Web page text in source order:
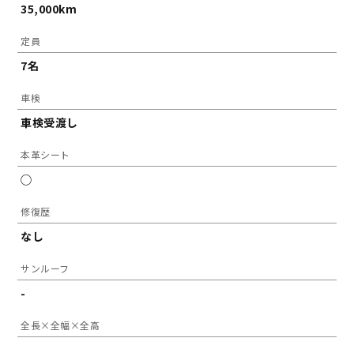
35,000km
定員
7名
車検
車検受渡し
本革シート
◯
修復歴
なし
サンルーフ
-
全長×全幅×全高